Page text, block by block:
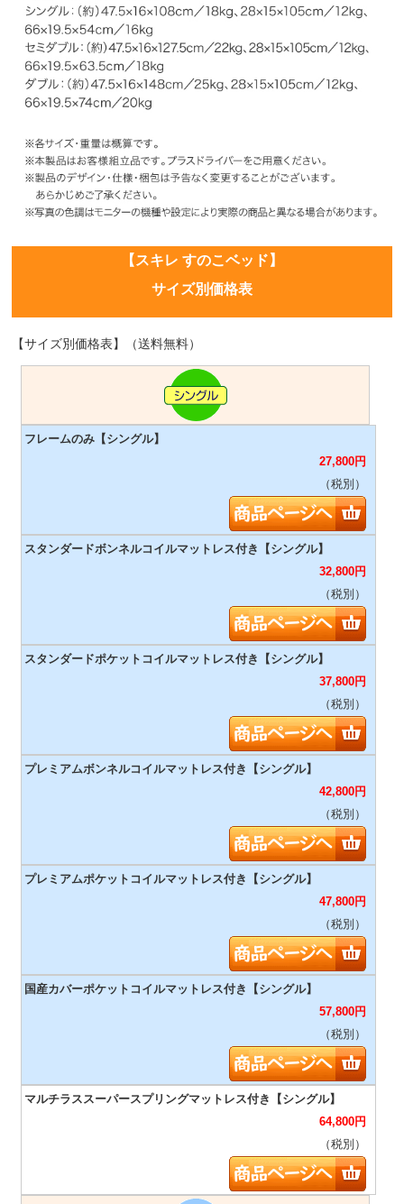
【スキレ すのこベッド】
サイズ別価格表
【サイズ別価格表】（送料無料）
27,800円
（税別）
32,800円
（税別）
37,800円
（税別）
42,800円
（税別）
47,800円
（税別）
57,800円
（税別）
64,800円
（税別）